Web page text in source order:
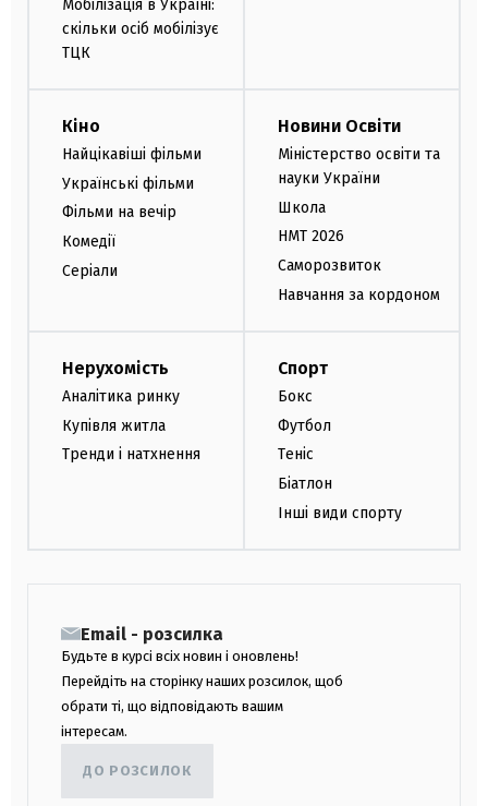
Мобілізація в Україні:
скільки осіб мобілізує
ТЦК
Кіно
Найцікавіші фільми
Українські фільми
Фільми на вечір
Комедії
Серіали
Новини Освіти
Міністерство освіти та
науки України
Школа
НМТ 2026
Саморозвиток
Навчання за кордоном
Нерухомість
Аналітика ринку
Купівля житла
Тренди і натхнення
Спорт
Бокс
Футбол
Теніс
Біатлон
Інші види спорту
Email - розсилка
Будьте в курсі всіх новин і оновлень!
Перейдіть на сторінку наших розсилок, щоб
обрати ті, що відповідають вашим
інтересам.
ДО РОЗСИЛОК